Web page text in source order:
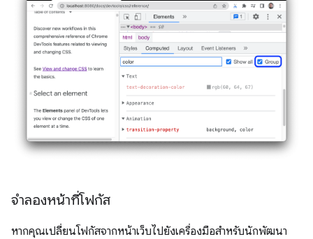
จำลองหน้าที่โฟกัส
หากคุณเปลี่ยนโฟกัสจากหน้าเว็บไปยังเครื่องมือสำหรับนักพัฒนา